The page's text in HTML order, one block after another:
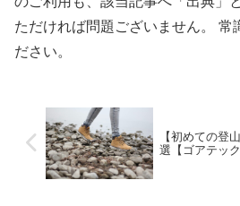
ただければ問題ございません。 常
ださい。
【初めての登
選【ゴアテック